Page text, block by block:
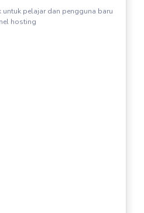
pelajar dan pengguna baru
hosting